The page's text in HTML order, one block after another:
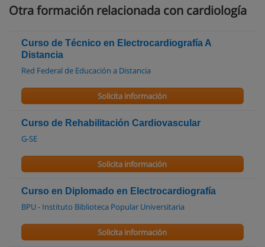
Otra formación relacionada con cardiología
Curso de Técnico en Electrocardiografía A
Distancia
Red Federal de Educación a Distancia
Solicita información
Curso de Rehabilitación Cardiovascular
G-SE
Solicita información
Curso en Diplomado en Electrocardiografía
BPU - Instituto Biblioteca Popular Universitaria
Solicita información